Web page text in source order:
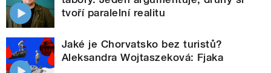
tvoří paralelní realitu
Jaké je Chorvatsko bez turistů?
Aleksandra Wojtaszeková: Fjaka